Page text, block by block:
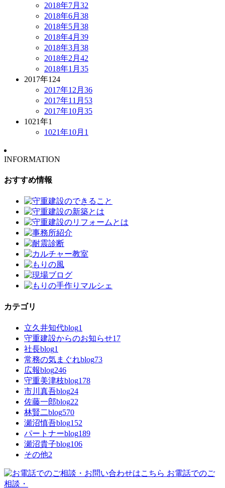
2018年7月 32
2018年6月 38
2018年5月 38
2018年4月 39
2018年3月 38
2018年2月 42
2018年1月 35
2017年124
2017年12月 36
2017年11月 53
2017年10月 35
1021年1
1021年10月 1
INFORMATION
おすすめ情報
カテゴリ
立久井知代blog1
守重建設からのお知らせ17
社長blog1
常務の気まぐれblog73
広報blog246
守重美津枝blog178
市川真吾blog24
佐藤一郎blog22
林賢二blog570
瀬沼慎吾blog152
パートナーblog189
瀬沼貴子blog106
その他2
お電話でのご
相談・